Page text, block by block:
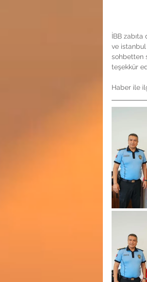
İBB zabıta
ve istanbul
sohbetten
teşekkür
Haber ile